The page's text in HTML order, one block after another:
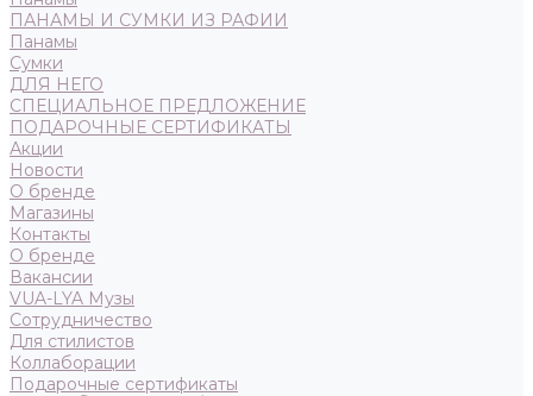
ПАНАМЫ И СУМКИ ИЗ РАФИИ
Панамы
Сумки
ДЛЯ НЕГО
СПЕЦИАЛЬНОЕ ПРЕДЛОЖЕНИЕ
ПОДАРОЧНЫЕ СЕРТИФИКАТЫ
Акции
Новости
О бренде
Магазины
Контакты
О бренде
Вакансии
VUA-LYA Музы
Сотрудничество
Для стилистов
Коллаборации
Подарочные сертификаты